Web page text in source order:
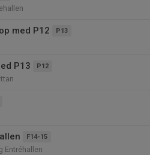
med P12 P13
P13 P12
F14-15
Entréhallen